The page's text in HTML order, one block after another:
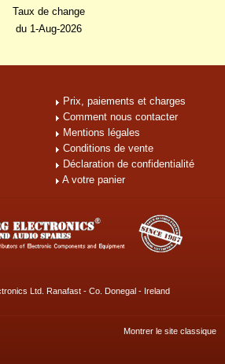
Taux de change
du 1-Aug-2026
Prix, paiements et charges
Comment nous contacter
Mentions légales
Conditions de vente
Déclaration de confidentialité
A votre panier
Ltd. Ranafast - Co. Donegal - Ireland
Montrer le site classique